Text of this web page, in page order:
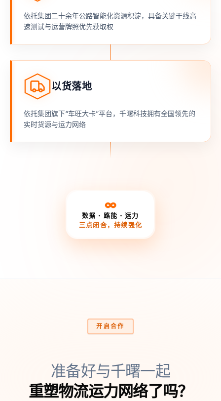
依托集团二十余年公路智能化资源积淀，具备关键干线高
速测试与运营牌照优先获取权
以货落地
依托集团旗下“车旺大卡”平台，千曙科技拥有全国领先的
实时货源与运力网络
∞
数据 · 路能 · 运力
三点闭合，持续强化
开启合作
准备好与千曙一起
重塑物流运力网络了吗？